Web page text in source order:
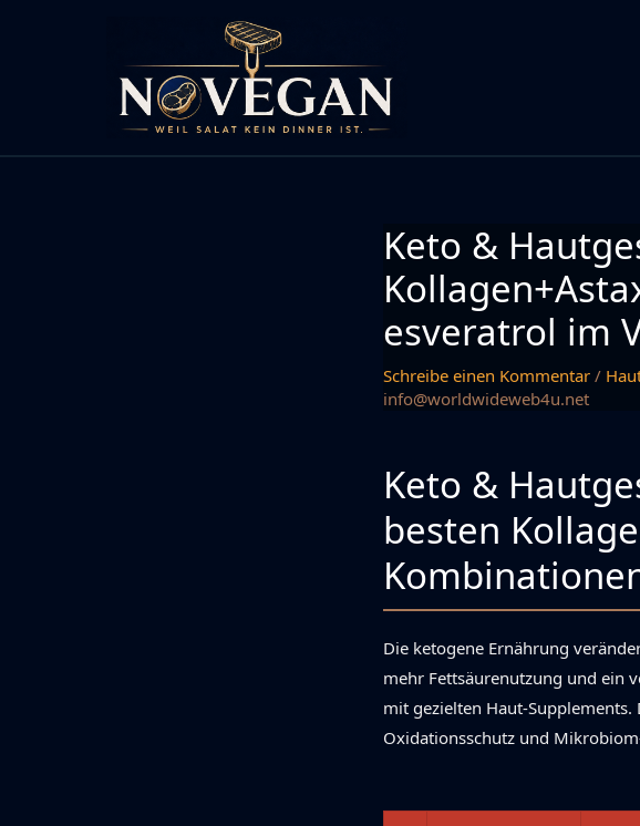
Keto &
esveratrol im
Schreibe einen Kommentar /
info@worldwideweb4u.net
Keto &
besten
Die ketogene Ernährung
mehr Fettsäurenutzung und ein
mit gezielten Haut-Supplements.
Oxidationsschutz und